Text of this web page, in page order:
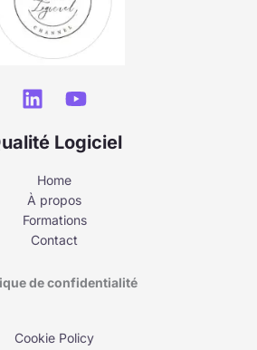
Logiciel
Home
À propos
Formations
Contact
de confidentialité
Cookie Policy